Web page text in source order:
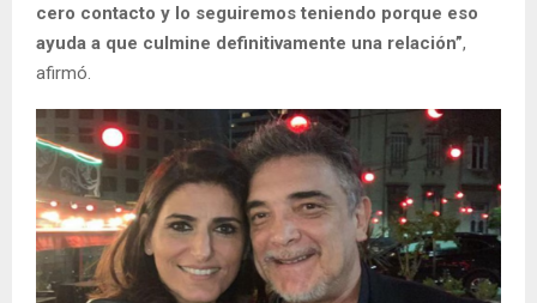
cero contacto y lo seguiremos teniendo porque eso
ayuda a que culmine definitivamente una relación”,
afirmó.